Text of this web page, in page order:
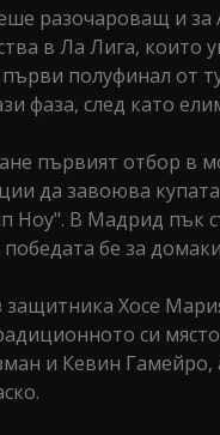
разочароващ и
в Ла Лига, които
полуфинал от
фаза, след като
първият отбор в
да завоюва
Ноу". В Мадрид пък
бе за
Хосе
си
и Кевин